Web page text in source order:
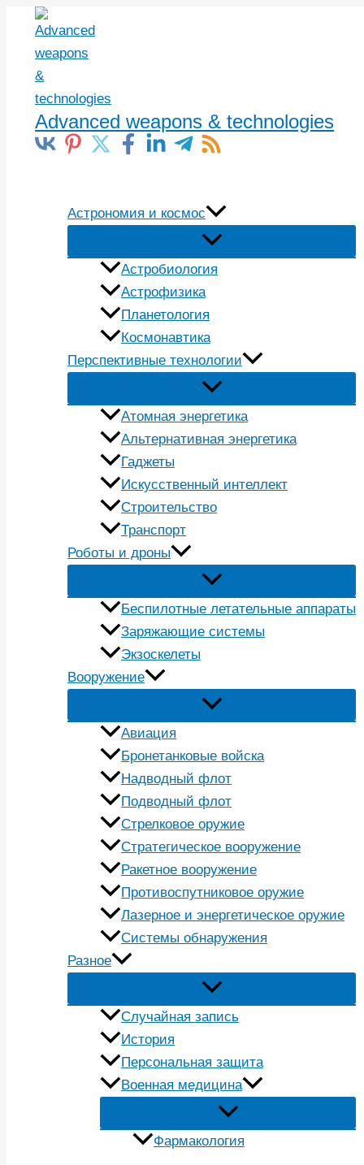
Перейти
содержимому
Advanced weapons & technologies
Астрономия и космос
Астробиология
Астрофизика
Планетология
Космонавтика
Перспективные технологии
Атомная энергетика
Альтернативная энергетика
Гаджеты
Искусственный интеллект
Строительство
Транспорт
Роботы и дроны
Беспилотные летательные аппараты
Заряжающие системы
Экзоскелеты
Вооружение
Авиация
Бронетанковые войска
Надводный флот
Подводный флот
Стрелковое оружие
Стратегическое вооружение
Ракетное вооружение
Противоспутниковое оружие
Лазерное и энергетическое оружие
Системы обнаружения
Разное
Случайная запись
История
Персональная защита
Военная медицина
Фармакология